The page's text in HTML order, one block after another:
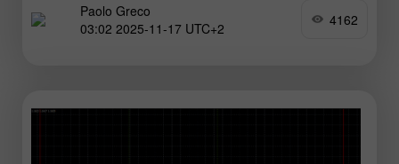
butun hafta davomida 1.3096–1.3212 diapazonidagi yassi
kanalda harakatlandi. O'tgan hafta Britaniya valyutasi
Paolo Greco
03:02 2025-11-17 UTC+2
4162